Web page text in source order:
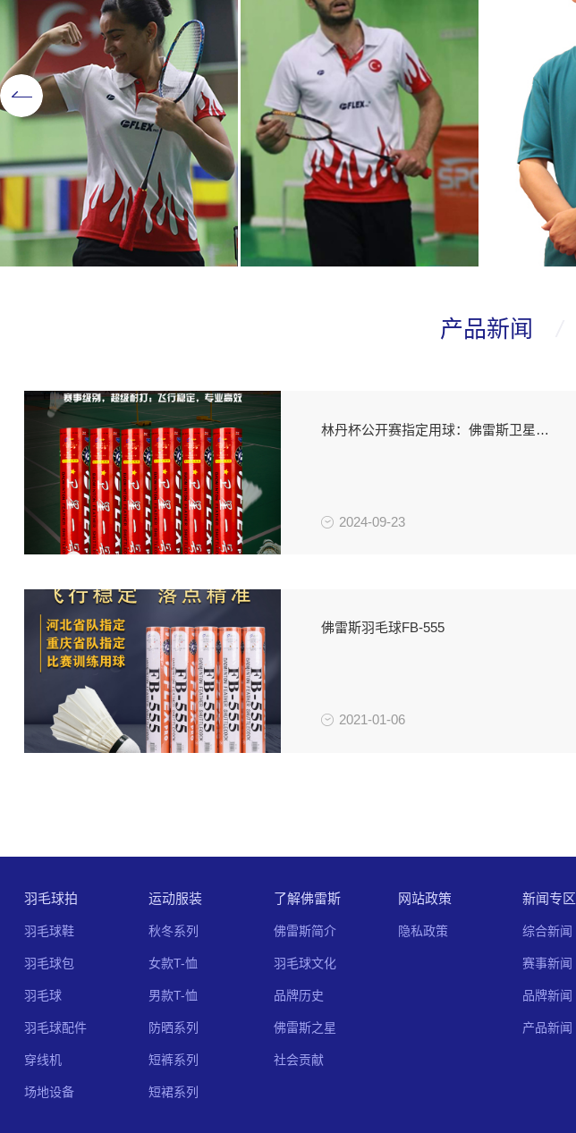
产品新闻
林丹杯公开赛指定用球：佛雷斯卫星一号、 FB-666
2024-09-23
佛雷斯羽毛球FB-555
2021-01-06
羽毛球拍
羽毛球鞋
羽毛球包
羽毛球
羽毛球配件
穿线机
场地设备
运动服装
秋冬系列
女款T-恤
男款T-恤
防晒系列
短裤系列
短裙系列
了解佛雷斯
佛雷斯简介
羽毛球文化
品牌历史
佛雷斯之星
社会贡献
网站政策
隐私政策
新闻专区
综合新闻
赛事新闻
品牌新闻
产品新闻